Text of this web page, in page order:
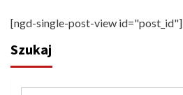
[ngd-single-post-view id="post_id"]
Szukaj